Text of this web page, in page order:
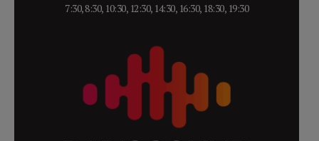
7:30, 8:30, 10:30, 12:30, 14:30, 16:30, 18:30, 19:30